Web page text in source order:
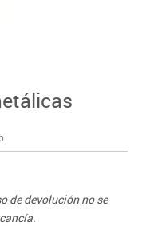
de devolución no se